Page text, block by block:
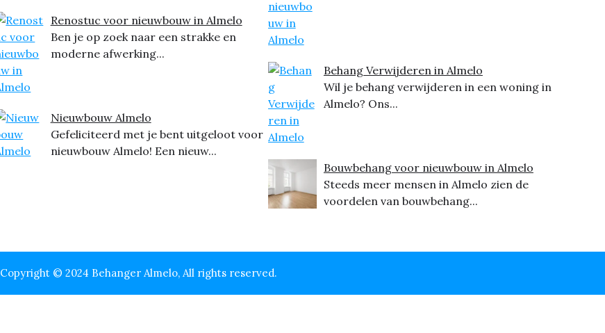
Renostuc voor nieuwbouw in Almelo
Ben je op zoek naar een strakke en
moderne afwerking...
Nieuwbouw Almelo
Gefeliciteerd met je bent uitgeloot voor
nieuwbouw Almelo! Een nieuw...
Behang Verwijderen in Almelo
Wil je behang verwijderen in een woning in
Almelo? Ons...
Bouwbehang voor nieuwbouw in Almelo
Steeds meer mensen in Almelo zien de
voordelen van bouwbehang...
Copyright © 2024 Behanger Almelo, All rights reserved.